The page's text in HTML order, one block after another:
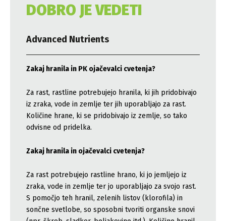
DOBRO JE VEDETI
Advanced Nutrients
Zakaj hranila in PK ojačevalci cvetenja?
Za rast, rastline potrebujejo hranila, ki jih pridobivajo
iz zraka, vode in zemlje ter jih uporabljajo za rast.
Količine hrane, ki se pridobivajo iz zemlje, so tako
odvisne od pridelka.
Zakaj hranila in ojačevalci cvetenja?
Za rast potrebujejo rastline hrano, ki jo jemljejo iz
zraka, vode in zemlje ter jo uporabljajo za svojo rast.
S pomočjo teh hranil, zelenih listov (klorofila) in
sončne svetlobe, so sposobni tvoriti organske snovi